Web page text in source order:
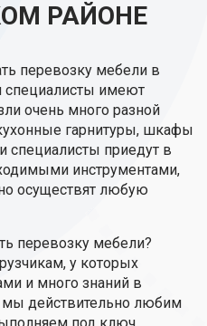
РАЙОНЕ
перевозку мебели в
имеют
очень много разной
гарнитуры, шкафы
специалисты приедут в
инструментами,
осуществят любую
перевозку мебели?
у которых
и много знаний в
мы действительно любим